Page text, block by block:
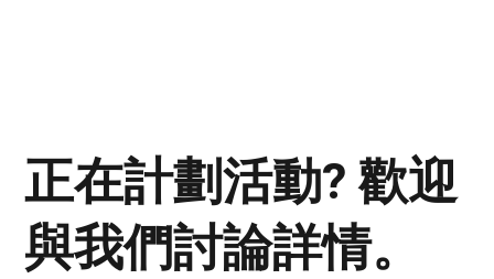
正在計劃活動? 歡迎
與我們討論詳情。